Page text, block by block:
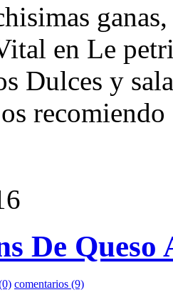
en Le
Dulces y
De Queso
comentarios (9)